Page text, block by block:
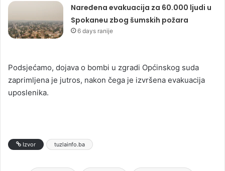
Naređena evakuacija za 60.000 ljudi u
Spokaneu zbog šumskih požara
6 days ranije
Podsjećamo, dojava o bombi u zgradi Općinskog suda
zaprimljena je jutros, nakon čega je izvršena evakuacija
uposlenika.
Izvor tuzlainfo.ba